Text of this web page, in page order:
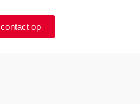
op